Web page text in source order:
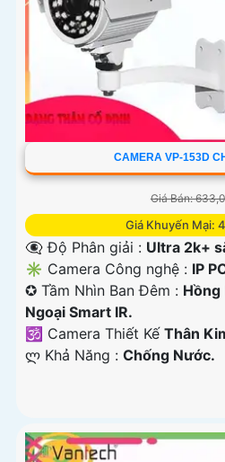
CAMERA VP-153D
Giá Bán:
Giá Khuyến Mại:
👁️‍🗨 Độ Phân giải : Ultra 2k+
✳️ Camera Công nghệ : IP
✪ Tầm Nhìn Ban Đêm : Hồng
Ngoại Smart IR.
🕉️ Camera Thiết Kế Thân
️ლ Khả Năng : Chống Nước.